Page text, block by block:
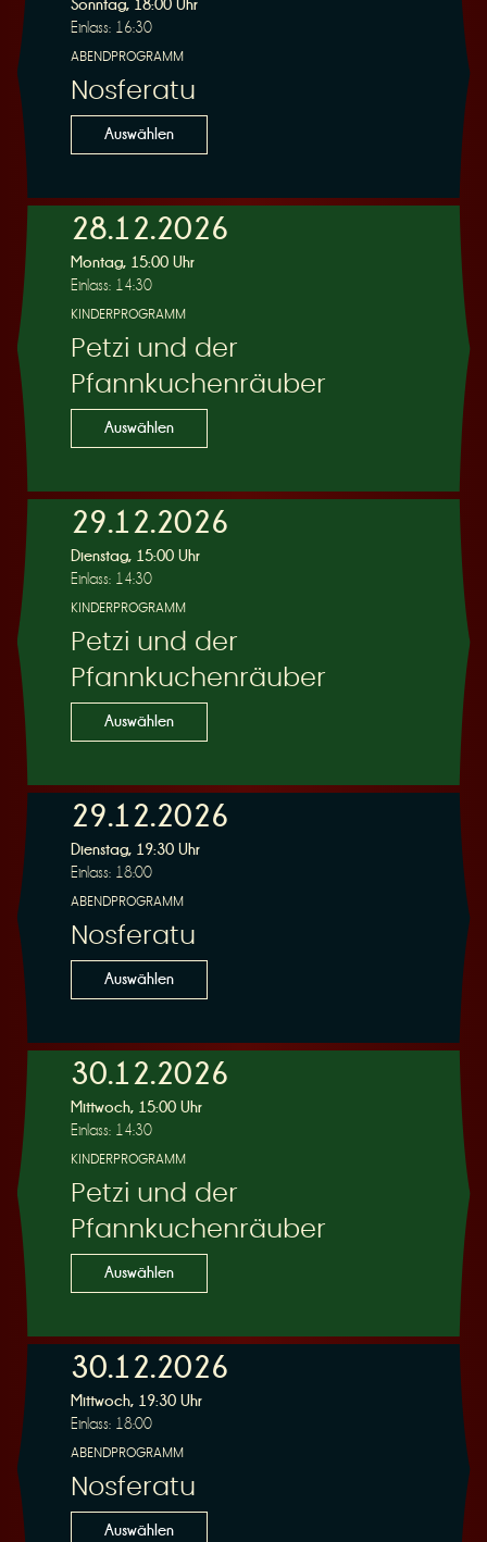
Sonntag, 18:00 Uhr
Einlass: 16:30
ABENDPROGRAMM
Nosferatu
Auswählen
28.12.2026
Montag, 15:00 Uhr
Einlass: 14:30
KINDERPROGRAMM
Petzi und der
Pfannkuchenräuber
Auswählen
29.12.2026
Dienstag, 15:00 Uhr
Einlass: 14:30
KINDERPROGRAMM
Petzi und der
Pfannkuchenräuber
Auswählen
29.12.2026
Dienstag, 19:30 Uhr
Einlass: 18:00
ABENDPROGRAMM
Nosferatu
Auswählen
30.12.2026
Mittwoch, 15:00 Uhr
Einlass: 14:30
KINDERPROGRAMM
Petzi und der
Pfannkuchenräuber
Auswählen
30.12.2026
Mittwoch, 19:30 Uhr
Einlass: 18:00
ABENDPROGRAMM
Nosferatu
Auswählen